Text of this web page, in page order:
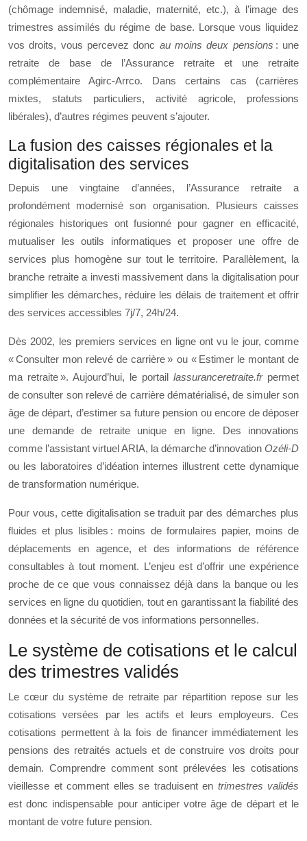
(chômage indemnisé, maladie, maternité, etc.), à l’image des
trimestres assimilés du régime de base. Lorsque vous liquidez
vos droits, vous percevez donc au moins deux pensions : une
retraite de base de l’Assurance retraite et une retraite
complémentaire Agirc-Arrco. Dans certains cas (carrières
mixtes, statuts particuliers, activité agricole, professions
libérales), d’autres régimes peuvent s’ajouter.
La fusion des caisses régionales et la
digitalisation des services
Depuis une vingtaine d’années, l’Assurance retraite a
profondément modernisé son organisation. Plusieurs caisses
régionales historiques ont fusionné pour gagner en efficacité,
mutualiser les outils informatiques et proposer une offre de
services plus homogène sur tout le territoire. Parallèlement, la
branche retraite a investi massivement dans la digitalisation pour
simplifier les démarches, réduire les délais de traitement et offrir
des services accessibles 7j/7, 24h/24.
Dès 2002, les premiers services en ligne ont vu le jour, comme
« Consulter mon relevé de carrière » ou « Estimer le montant de
ma retraite ». Aujourd’hui, le portail lassuranceretraite.frpermet
de consulter son relevé de carrière dématérialisé, de simuler son
âge de départ, d’estimer sa future pension ou encore de déposer
une demande de retraite unique en ligne. Des innovations
comme l’assistant virtuel ARIA, la démarche d’innovation Ozéli‑D
ou les laboratoires d’idéation internes illustrent cette dynamique
de transformation numérique.
Pour vous, cette digitalisation se traduit par des démarches plus
fluides et plus lisibles : moins de formulaires papier, moins de
déplacements en agence, et des informations de référence
consultables à tout moment. L’enjeu est d’offrir une expérience
proche de ce que vous connaissez déjà dans la banque ou les
services en ligne du quotidien, tout en garantissant la fiabilité des
données et la sécurité de vos informations personnelles.
Le système de cotisations et le calcul
des trimestres validés
Le cœur du système de retraite par répartition repose sur les
cotisations versées par les actifs et leurs employeurs. Ces
cotisations permettent à la fois de financer immédiatement les
pensions des retraités actuels et de construire vos droits pour
demain. Comprendre comment sont prélevées les cotisations
vieillesse et comment elles se traduisent en trimestres validés
est donc indispensable pour anticiper votre âge de départ et le
montant de votre future pension.